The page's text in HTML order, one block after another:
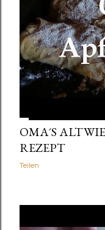
OMA´S
REZEPT
Teilen